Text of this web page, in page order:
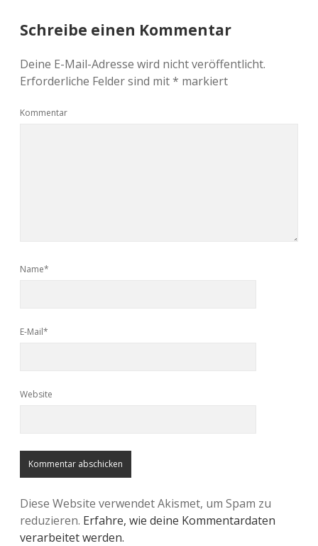
Schreibe einen Kommentar
Deine E-Mail-Adresse wird nicht veröffentlicht.
Erforderliche Felder sind mit* markiert
Kommentar
Name*
E-Mail*
Website
Diese Website verwendet Akismet, um Spam zu
reduzieren. Erfahre, wie deine Kommentardaten
verarbeitet werden.